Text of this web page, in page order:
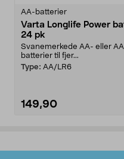
AA-batterier
Varta Longlife Power
24 pk
Svanemerkede AA- eller
batterier til fjer...
Type: AA/LR6
149,90